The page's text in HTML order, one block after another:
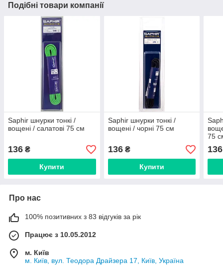
Подібні товари компанії
Saphir шнурки тонкі /
вощені / салатові 75 см
136 ₴
Купити
Saphir шнурки тонкі /
вощені / чорні 75 см
136₴
Купити
75
136
Про нас
100% позитивних з 83 відгуків за рік
Працює з 10.05.2012
м. Київ
м. Київ, вул. Теодора Драйзера 17, Київ, Україна